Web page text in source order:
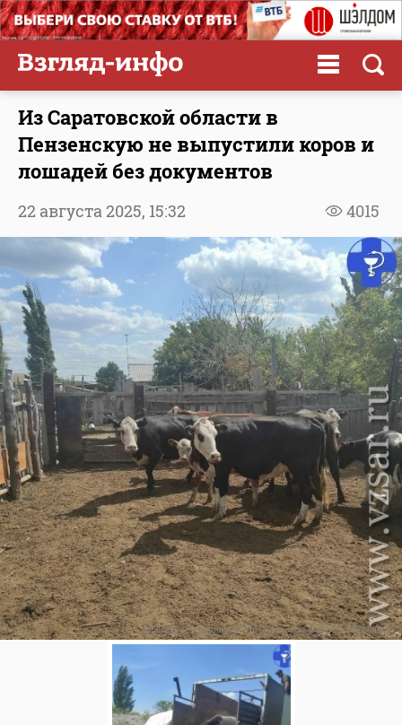
Из Саратовской области в
Пензенскую не выпустили коров и
лошадей без документов
4015
22 августа 2025, 15:32